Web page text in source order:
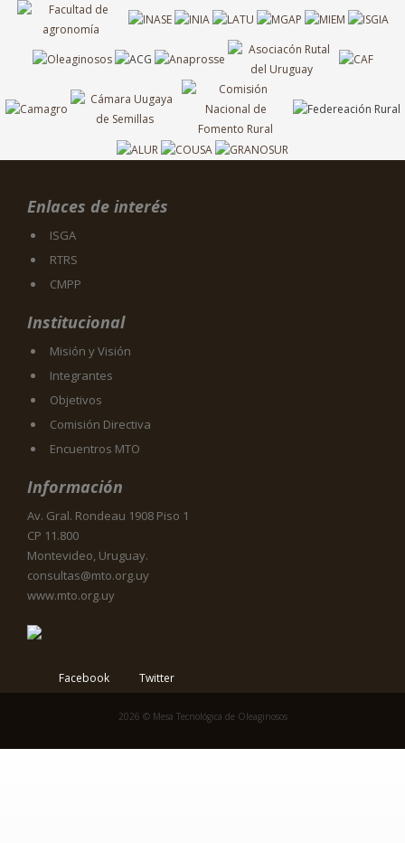
Enlaces de interés
ISGA
RTRS
CMPP
Institucional
Misión y Visión
Integrantes
Objetivos
Comisión Directiva
Encuentros MTO
Información
Av. Gral. Rondeau 1908 Piso 1
CP 11.800
Montevideo, Uruguay.
consultas@mto.org.uy
www.mto.org.uy
Facebook Twitter
2026 © Mesa Tecnológica de Oleaginosos